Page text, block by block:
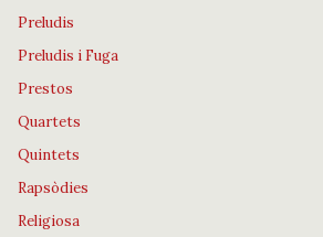
Preludis
Preludis i Fuga
Prestos
Quartets
Quintets
Rapsòdies
Religiosa